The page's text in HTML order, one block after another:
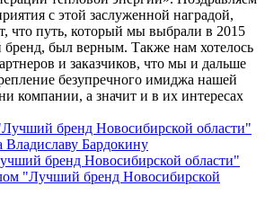
с этой заслуженной наградой,
что путь, который мы выбрали в 2015
бренд, был верным. Также нам хотелось
и заказчиков, что мы и дальше
безупречного имиджа нашей
компании, а значит и в их интересах